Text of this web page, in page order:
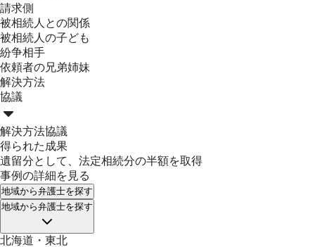
請求側
被相続人との関係
被相続人の子ども
紛争相手
依頼者の兄弟姉妹
解決方法
協議
解決方法協議
得られた成果
遺留分として、法定相続分の半額を取得
事例の詳細を見る
地域から弁護士を探す
地域から弁護士を探す
北海道・東北